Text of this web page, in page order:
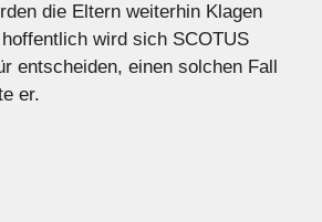
die Eltern weiterhin Klagen
wird sich SCOTUS
entscheiden, einen solchen Fall
er.